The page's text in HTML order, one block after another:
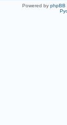
Powered by phpBB